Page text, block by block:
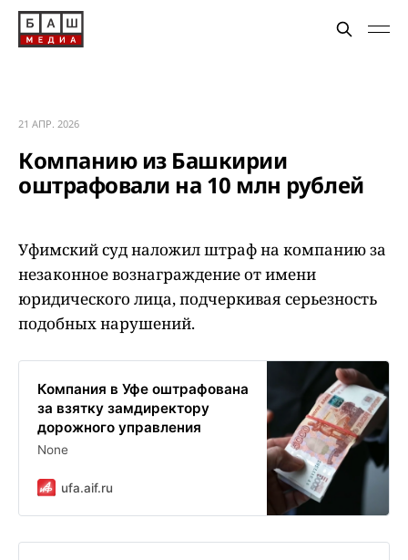
21 АПР. 2026
Компанию из Башкирии
оштрафовали на 10 млн рублей
Уфимский суд наложил штраф на компанию за
незаконное вознаграждение от имени
юридического лица, подчеркивая серьезность
подобных нарушений.
Компания в Уфе оштрафована
за взятку замдиректору
дорожного управления
None
ufa.aif.ru